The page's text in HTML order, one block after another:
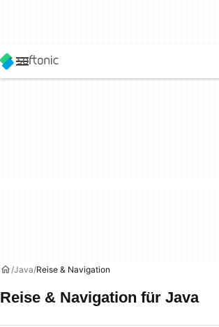
Java Reise & Navigation
Reise & Navigation für Java